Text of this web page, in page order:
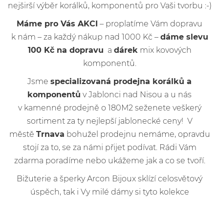
nejširší výběr korálků, komponentů pro Vaši tvorbu :-)
Máme pro Vás AKCI – proplatíme Vám dopravu
k nám – za každý nákup nad 1000 Kč – dáme slevu
100 Kč na dopravu a dárek mix kovových
komponentů.
Jsme specializovaná prodejna korálků a
komponentů v Jablonci nad Nisou a u nás
v kamenné prodejně o 180M2 seženete veškerý
sortiment za ty nejlepší jablonecké ceny! V
městě Trnava bohužel prodejnu nemáme, opravdu
stojí za to, se za námi přijet podívat. Rádi Vám
zdarma poradíme nebo ukážeme jak a co se tvoří.
Bižuterie a šperky Arcon Bijoux sklízí celosvětový
úspěch, tak i Vy milé dámy si tyto kolekce